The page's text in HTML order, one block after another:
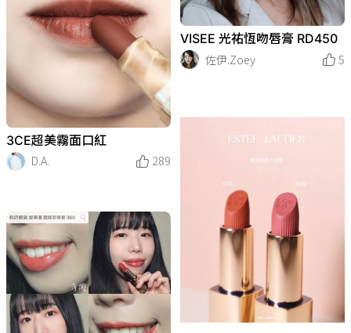
VISEE 光祐恆吻唇膏 RD450
佐伊.Zoey
5
3CE超美霧面口紅
D.A.
289